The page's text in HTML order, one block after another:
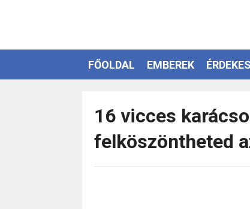
FŐOLDAL EMBEREK
16 vicces
felköszöntheted